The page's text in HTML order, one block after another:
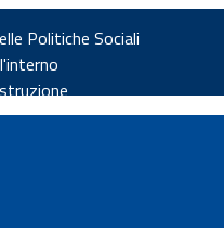
Politiche Sociali